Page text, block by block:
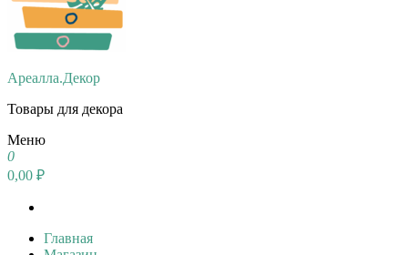
Ареалла.Декор
Товары для декора
Меню
0
0,00 ₽
Главная